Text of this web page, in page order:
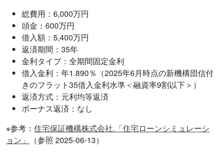
総費用：6,000万円
頭金：600万円
借入額：5,400万円
返済期間：35年
金利タイプ：全期間固定金利
借入金利：年1.890％（2025年6月時点の新機構団信付
きのフラット35借入金利水準＜融資率9割以下＞）
返済方式：元利均等返済
ボーナス返済：なし
※参考： 住宅保証機構株式会社.「住宅ローンシミュレーシ
ョン」
（参照 2025-06-13）